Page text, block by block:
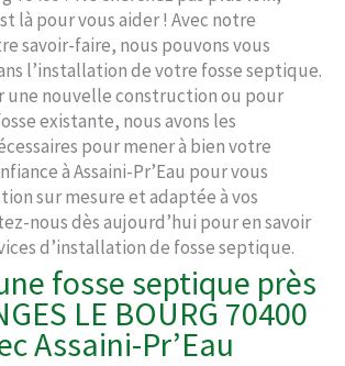
là pour vous aider ! Avec notre
savoir-faire, nous pouvons vous
l’installation de votre fosse septique.
une nouvelle construction ou pour
existante, nous avons les
pour mener à bien votre
à Assaini-Pr’Eau pour vous
sur mesure et adaptée à vos
nous dès aujourd’hui pour en savoir
d’installation de fosse septique.
fosse septique près
LE BOURG 70400
Assaini-Pr’Eau